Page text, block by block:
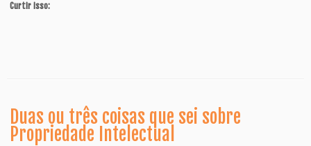
Curtir isso:
Duas ou três coisas que sei sobre
Propriedade Intelectual